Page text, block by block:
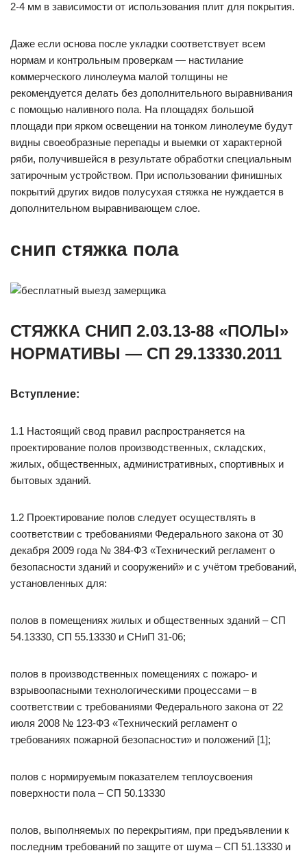
2-4 мм в зависимости от использования плит для покрытия.
Даже если основа после укладки соответствует всем
нормам и контрольным проверкам — настилание
коммерческого линолеума малой толщины не
рекомендуется делать без дополнительного выравнивания
с помощью наливного пола. На площадях большой
площади при ярком освещении на тонком линолеуме будут
видны своеобразные перепады и выемки от характерной
ряби, получившейся в результате обработки специальным
затирочным устройством. При использовании финишных
покрытий других видов полусухая стяжка не нуждается в
дополнительном выравнивающем слое.
снип стяжка пола
СТЯЖКА СНИП 2.03.13-88 «ПОЛЫ»
НОРМАТИВЫ — СП 29.13330.2011
Вступление:
1.1 Настоящий свод правил распространяется на
проектирование полов производственных, складских,
жилых, общественных, административных, спортивных и
бытовых зданий.
1.2 Проектирование полов следует осуществлять в
соответствии с требованиями Федерального закона от 30
декабря 2009 года № 384-ФЗ «Технический регламент о
безопасности зданий и сооружений» и с учётом требований,
установленных для:
полов в помещениях жилых и общественных зданий – СП
54.13330, СП 55.13330 и СНиП 31-06;
полов в производственных помещениях с пожаро- и
взрывоопасными технологическими процессами – в
соответствии с требованиями Федерального закона от 22
июля 2008 № 123-ФЗ «Технический регламент о
требованиях пожарной безопасности» и положений [1];
полов с нормируемым показателем теплоусвоения
поверхности пола – СП 50.13330
полов, выполняемых по перекрытиям, при предъявлении к
последним требований по защите от шума – СП 51.13330 и